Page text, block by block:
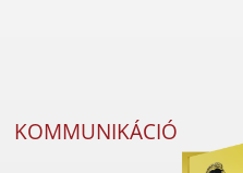
KOMMUNIKÁCIÓ